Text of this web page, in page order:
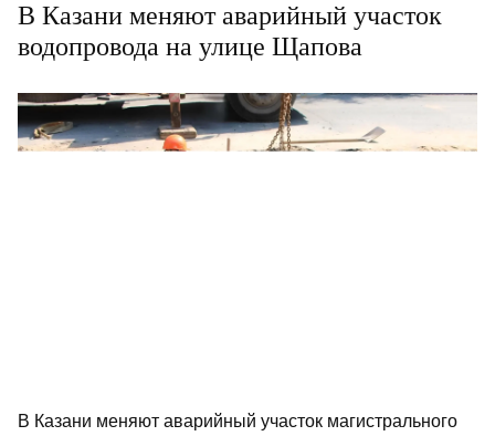
В Казани меняют аварийный участок
водопровода на улице Щапова
В Казани меняют аварийный участок магистрального